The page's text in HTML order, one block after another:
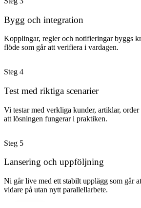
Bygg och integration
Kopplingar, regler och notifieringar byggs
flöde som går att verifiera i vardagen.
Steg 4
Test med riktiga scenarier
Vi testar med verkliga kunder, artiklar,
att lösningen fungerar i praktiken.
Steg 5
Lansering och uppföljning
Ni går live med ett stabilt upplägg som går
vidare på utan nytt parallellarbete.